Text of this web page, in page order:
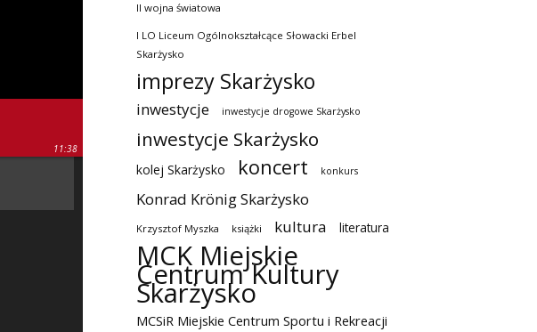
11:38
II wojna światowa
I LO Liceum Ogólnokształcące Słowacki Erbel
Skarżysko
imprezy Skarżysko
inwestycje inwestycje drogowe Skarżysko
inwestycje Skarżysko
kolej Skarżysko koncert konkurs
Konrad Krönig Skarżysko
Krzysztof Myszka książki kultura literatura
MCK Miejskie
Centrum Kultury
Skarżysko
MCSiR Miejskie Centrum Sportu i Rekreacji